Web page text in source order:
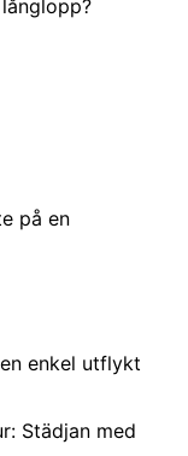
på en
enkel utflykt
Städjan med